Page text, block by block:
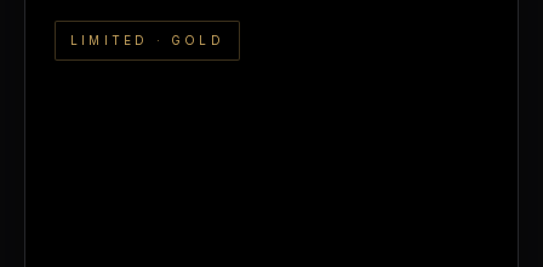
LIMITED · GOLD